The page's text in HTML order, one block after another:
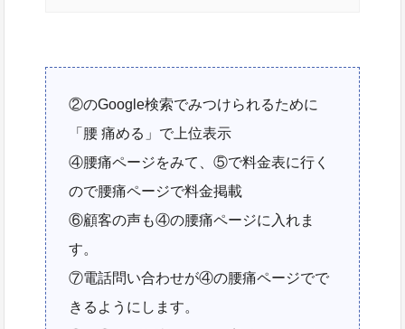
②のGoogle検索でみつけられるために
「腰 痛める」で上位表示
④腰痛ページをみて、⑤で料金表に行く
ので腰痛ページで料金掲載
⑥顧客の声も④の腰痛ページに入れま
す。
⑦電話問い合わせが④の腰痛ページでで
きるようにします。